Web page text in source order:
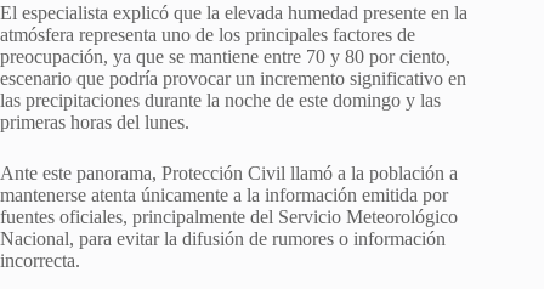
El especialista explicó que la elevada humedad presente en la
atmósfera representa uno de los principales factores de
preocupación, ya que se mantiene entre 70 y 80 por ciento,
escenario que podría provocar un incremento significativo en
las precipitaciones durante la noche de este domingo y las
primeras horas del lunes.
Ante este panorama, Protección Civil llamó a la población a
mantenerse atenta únicamente a la información emitida por
fuentes oficiales, principalmente del Servicio Meteorológico
Nacional, para evitar la difusión de rumores o información
incorrecta.